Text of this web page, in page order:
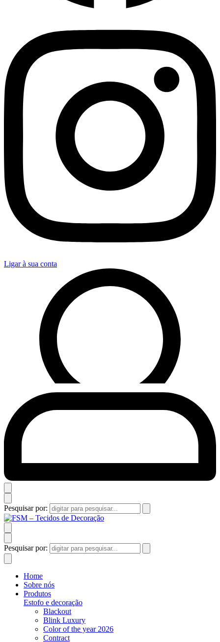
Ligar à sua conta
Pesquisar por:
Pesquisar por:
Home
Sobre nós
Produtos
Estofo e decoração
Blackout
Blink Luxury
Color of the year 2026
Contract